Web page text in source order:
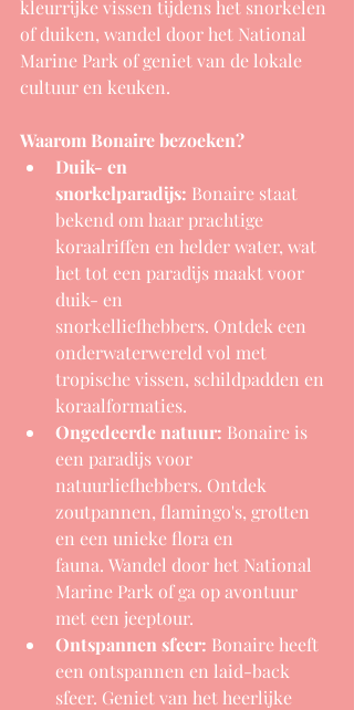
kleurrijke vissen tijdens het snorkelen
of duiken, wandel door het National
Marine Park of geniet van de lokale
cultuur en keuken.
Waarom Bonaire bezoeken?
Duik- en
snorkelparadijs: Bonaire staat
bekend om haar prachtige
koraalriffen en helder water, wat
het tot een paradijs maakt voor
duik- en
snorkelliefhebbers. Ontdek een
onderwaterwereld vol met
tropische vissen, schildpadden en
koraalformaties.
Ongedeerde natuur: Bonaire is
een paradijs voor
natuurliefhebbers. Ontdek
zoutpannen, flamingo's, grotten
en een unieke flora en
fauna. Wandel door het National
Marine Park of ga op avontuur
met een jeeptour.
Ontspannen sfeer: Bonaire heeft
een ontspannen en laid-back
sfeer. Geniet van het heerlijke